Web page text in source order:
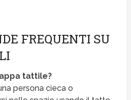
FREQUENTI SU
tattile?
persona cieca o